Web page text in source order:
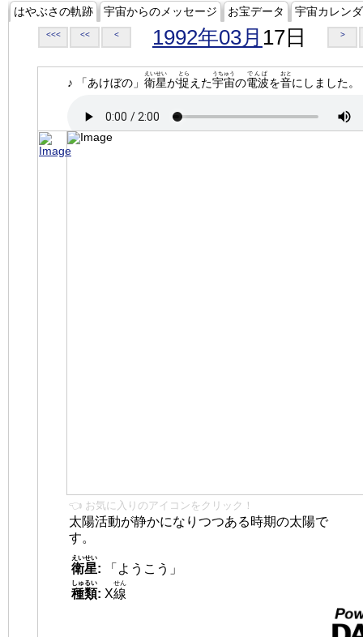
はやぶさの軌跡 宇宙からのメッセージ お宝データ 宇宙カレン
<<< << < 1992年03月 17日 >
♪ 「あけぼの」 衛星
えいせい
が捉
とら
えた宇宙
うちゅう
の電波
でんぱ
を音
おと
にしました。
👈 お気に入りのアイコンをクリック！
太陽活動が静かになりつつある時期の太陽で
す。
衛星
えいせい
:
「ようこう」
種類
しゅるい
: X線
せん